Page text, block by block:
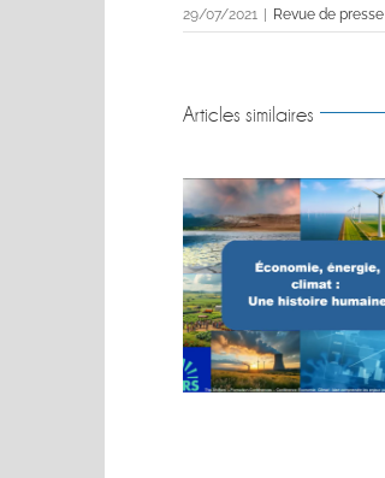
29/07/2021 Revue de presse
Articles similaires